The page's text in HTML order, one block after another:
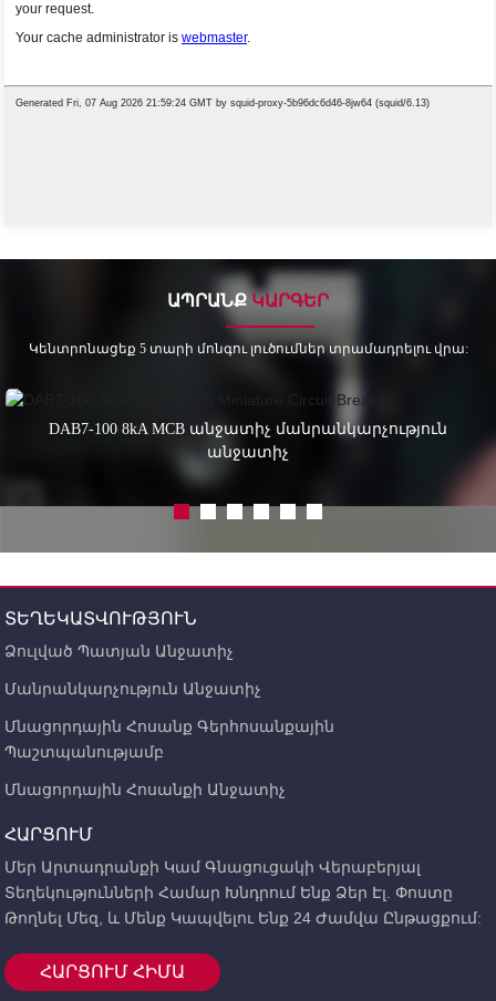
ԱՊՐԱՆՔ ԿԱՐԳԵՐ
Կենտրոնացեք 5 տարի մոնգու լուծումներ տրամադրելու վրա:
DAB7-100 8kA MCB անջատիչ մանրանկարչություն
անջատիչ
ՏԵՂԵԿԱՏՎՈՒԹՅՈՒՆ
Ձուլված Պատյան Անջատիչ
Մանրանկարչություն Անջատիչ
Մնացորդային Հոսանք Գերհոսանքային
Պաշտպանությամբ
Մնացորդային Հոսանքի Անջատիչ
ՀԱՐՑՈՒՄ
Մեր Արտադրանքի Կամ Գնացուցակի Վերաբերյալ
Տեղեկությունների Համար Խնդրում Ենք Ձեր Էլ. Փոստը
Թողնել Մեզ, ԵՒ Մենք Կապվելու Ենք 24 Ժամվա Ընթացքում:
ՀԱՐՑՈՒՄ ՀԻՄԱ